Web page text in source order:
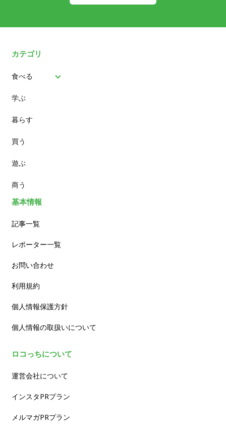
カテゴリ
食べる
パン
スイーツ
ランチ
カフェ
学ぶ
暮らす
買う
遊ぶ
商う
基本情報
記事一覧
レポーター一覧
お問い合わせ
利用規約
個人情報保護方針
個人情報の取扱いについて
ロコっちについて
運営会社について
インスタPRプラン
メルマガPRプラン